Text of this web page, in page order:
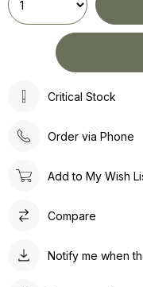
Critical Stock
Order via Phone
Add to My Wish
Compare
Notify me when